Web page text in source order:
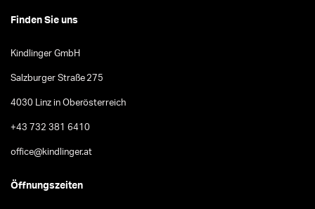
Finden Sie uns
Kindlinger GmbH
Salzburger Straße 275
4030 Linz in Oberösterreich
+43 732 381 6410
office@kindlinger.at
Öffnungszeiten